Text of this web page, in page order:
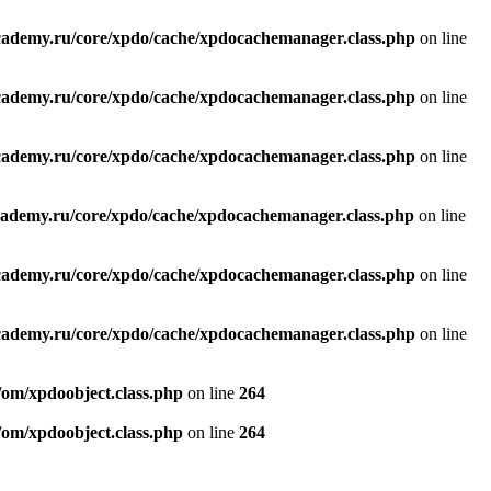
core/xpdo/cache/xpdocachemanager.class.php on line
core/xpdo/cache/xpdocachemanager.class.php on line
core/xpdo/cache/xpdocachemanager.class.php on line
core/xpdo/cache/xpdocachemanager.class.php on line
core/xpdo/cache/xpdocachemanager.class.php on line
core/xpdo/cache/xpdocachemanager.class.php on line
xpdoobject.class.php on line 264
xpdoobject.class.php on line 264